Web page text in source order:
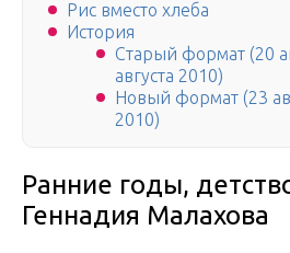
Рис вместо хлеба
История
Старый формат (20
августа 2010)
Новый формат (23
2010)
Ранние годы,
Геннадия Малахова